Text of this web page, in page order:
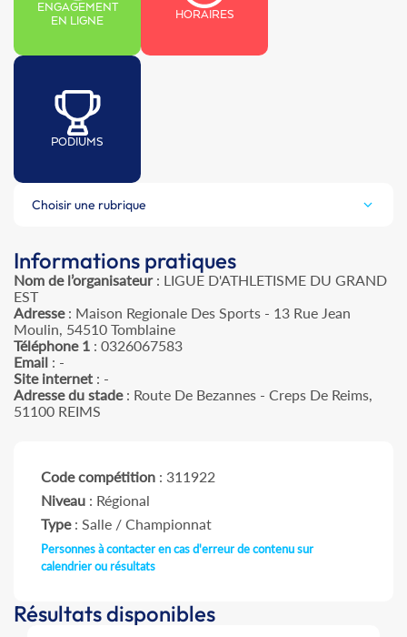
ENGAGEMENT
EN LIGNE
HORAIRES
PODIUMS
Choisir une rubrique
Informations pratiques
Nom de l’organisateur: LIGUE D'ATHLETISME DU GRAND
EST
Adresse: Maison Regionale Des Sports - 13 Rue Jean
Moulin, 54510 Tomblaine
Téléphone 1 : 0326067583
Email : -
Site internet : -
Adresse du stade: Route De Bezannes - Creps De Reims,
51100 REIMS
Code compétition : 311922
Niveau : Régional
Type: Salle / Championnat
Personnes à contacter en cas d'erreur de contenu sur
calendrier ou résultats
Résultats disponibles